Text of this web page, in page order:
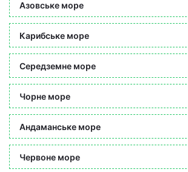
Азовське море
Карибське море
Середземне море
Чорне море
Андаманське море
Червоне море